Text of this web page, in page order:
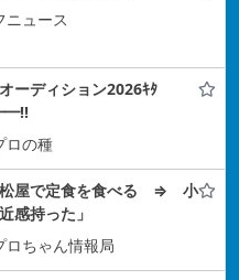
ニュース
ーディション2026ｷﾀ
ロの種
松屋で定食を食べる ⇒ 小
感持った」
ロちゃん情報局